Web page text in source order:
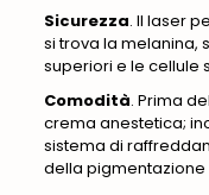
Sicurezza. Il laser
si trova la melanina,
superiori e le cellule
Comodità. Prima
crema anestetica;
sistema di
della